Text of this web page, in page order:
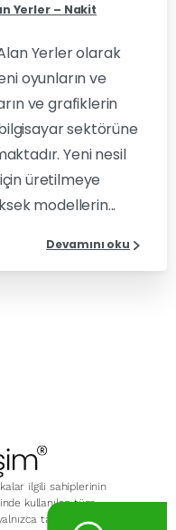
Yerler – Nakit
Yerler olarak
oyunların ve
ve grafiklerin
sektörüne
Yeni nesil
üretilmeye
modellerin...
Devamını oku
ilgili sahiplerinin
kullanılan tüm
tanımlama